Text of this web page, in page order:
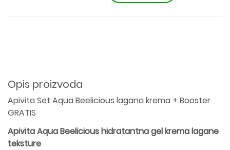
Opis proizvoda
Apivita Set Aqua Beelicious lagana krema + Booster
GRATIS
Apivita Aqua Beelicious hidratantna gel krema lagane
teksture